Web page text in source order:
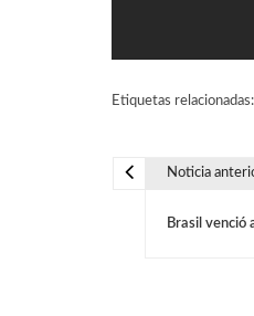
Etiquetas relacionadas:
Noticia
Brasil venció